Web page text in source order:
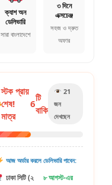
ক্যাশ অন
ডেলিভারি
সারা বাংলাদেশে
৩ দিনে
এক্সচেঞ্জ
সহজ ও দ্রুত
অফার
স্টক প্রায়
শেষ!
মাত্র
6
টি
বাকি
21
জন
দেখছেন
আজ অর্ডার করলে ডেলিভারি পাবেন:
ঢাকা সিটি (২
৮ আগস্ট-এর